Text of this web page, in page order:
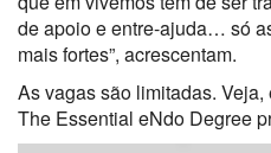
de apoio e entre-ajuda… só
mais fortes”, acrescentam.
As vagas são limitadas.
The Essential eNdo Degree